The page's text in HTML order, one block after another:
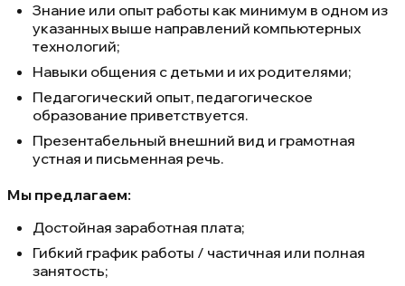
Знание или опыт работы как минимум в одном из
указанных выше направлений компьютерных
технологий;
Навыки общения с детьми и их родителями;
Педагогический опыт, педагогическое
образование приветствуется.
Презентабельный внешний вид и грамотная
устная и письменная речь.
Мы предлагаем:
Достойная заработная плата;
Гибкий график работы / частичная или полная
занятость;